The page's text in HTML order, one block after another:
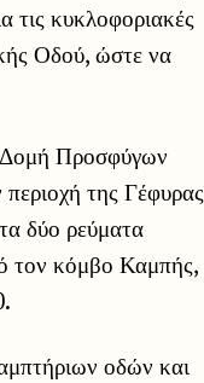
κυκλοφοριακές
Οδού, ώστε να
Προσφύγων
της Γέφυρας
δύο ρεύματα
τον κόμβο Καμπής,
οδών και